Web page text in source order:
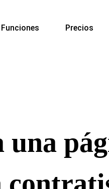
Funciones Precios
una